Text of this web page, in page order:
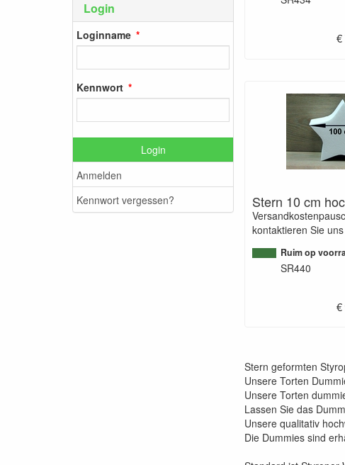
Login
Loginname
Kennwort
Login
Anmelden
Kennwort vergessen?
€
Stern 10 cm
kontaktieren Sie
Ruim op
SR440
€
Stern geformten
Unsere Torten
Unsere Torten
Lassen Sie das
Unsere qualitativ
Die Dummies sind